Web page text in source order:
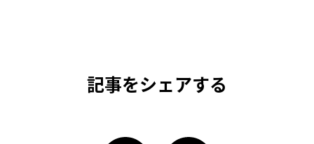
記事をシェアする